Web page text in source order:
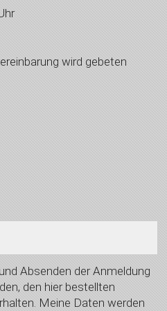
wird gebeten
Absenden der Anmeldung
den hier bestellten
Meine Daten werden